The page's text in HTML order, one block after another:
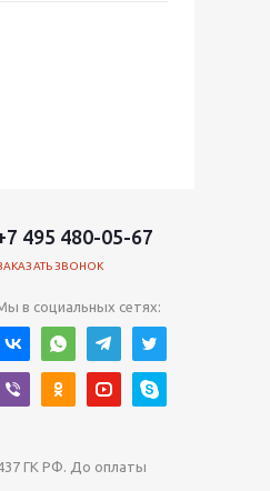
495 480-05-67
ЗВОНОК
в социальных сетях:
ГК РФ. До оплаты